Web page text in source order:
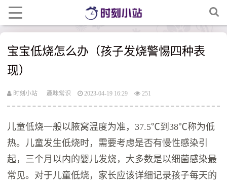
宝宝低烧怎么办（孩子发烧警惕四种表
现）
时刻小站 趣味常识 2023-04-19 16:29 251
儿童低烧一般以腋窝温度为准，37.5℃到38℃称为低
热。儿童发生低烧时，需要考虑是否有慢性感染引
起，三个月以内的婴儿发烧，大多数是以细菌感染最
常见。对于儿童低烧，家长应该详细记录孩子每天的